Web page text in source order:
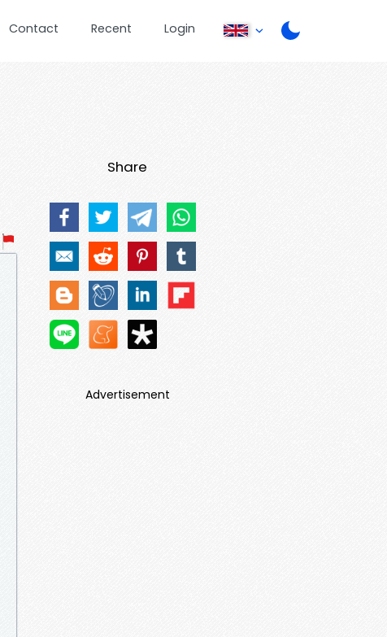
Contact Recent Login
Share
Advertisement